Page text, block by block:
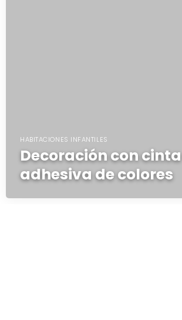
HABITACIONES INFANTILES
Decoración con cinta
adhesiva de colores